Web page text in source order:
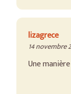
lizagrece
14 novembre
Une